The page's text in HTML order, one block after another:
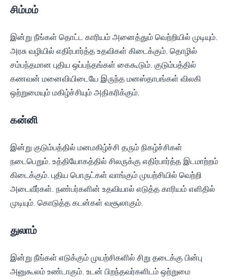
சிம்மம்
இன்று நீங்கள் தொட்ட காரியம் அனைத்தும் வெற்றியில் முடியும்.
அரசு வழியில் எதிர்பார்த்த உதவிகள் கிடைக்கும். தொழில்
சம்பந்தமான புதிய ஒப்பந்தங்கள் கைகூடும். குடும்பத்தில்
கணவன் மனைவியிடையே இருந்த மனஸ்தாபங்கள் விலகி
ஒற்றுமையும் மகிழ்ச்சியும் அதிகரிக்கும்.
கன்னி
இன்று குடும்பத்தில் மனமகிழ்ச்சி தரும் நிகழ்ச்சிகள்
நடைபெறும். உத்தியோகத்தில் சிலருக்கு எதிர்பார்த்த இடமாற்றம்
கிடைக்கும். புதிய பொருட்கள் வாங்கும் முயற்சியில் வெற்றி
அடைவீர்கள். நண்பர்களின் உதவியால் எடுத்த காரியம் எளிதில்
முடியும். கொடுத்த கடன்கள் வசூலாகும்.
துலாம்
இன்று நீங்கள் எடுக்கும் முயற்சிகளில் சிறு தடைக்கு பின்பு
அனுகூலம் உண்டாகும். உடன் பிறந்தவர்களிடம் ஒற்றுமை